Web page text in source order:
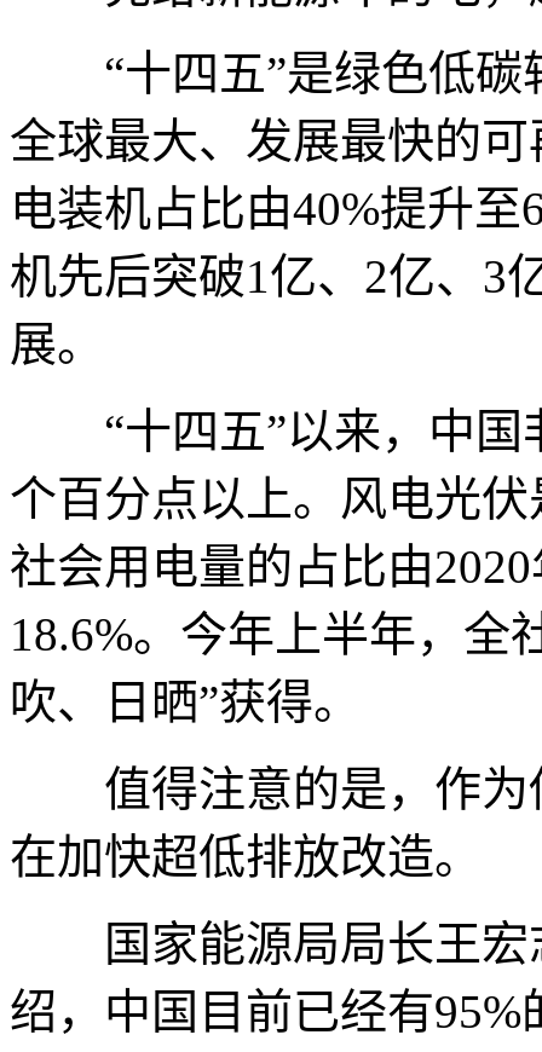
“十四五”是绿色低碳
全球最大、发展最快的
电装机占比由40%提升
机先后突破1亿、2亿、3
展。
“十四五”以来，中国
个百分点以上。风电光
社会用电量的占比由
18.6%。今年上半年，全
吹、日晒”获得。
值得注意的是，作为
在加快超低排放改造。
国家能源局局长王宏
绍，中国目前已经有